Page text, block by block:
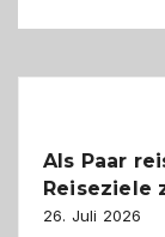
Als Paar
Reiseziele
26. Juli 2026